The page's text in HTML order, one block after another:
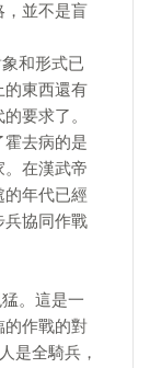
，並不是盲
和形式已
的東西還有
要求了。
去病的是
在漢武帝
年代已經
兵協同作戰
。這是一
的作戰的對
是全騎兵，